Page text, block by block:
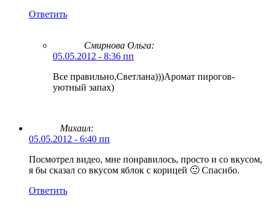
Ответить
Смирнова Ольга:
05.05.2012 - 8:36 пп
Все правильно,Светлана)))Аромат пирогов-
уютный запах)
Михаил:
05.05.2012 - 6:40 пп
Посмотрел видео, мне понравилось, просто и со вкусом,
я бы сказал со вкусом яблок с корицей 🙂 Спасибо.
Ответить